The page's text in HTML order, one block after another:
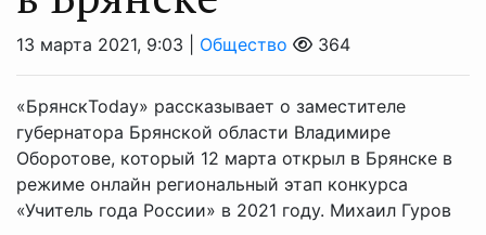
13 марта 2021, 9:03 | Общество 364
«БрянскToday» рассказывает о заместителе
губернатора Брянской области Владимире
Оборотове, который 12 марта открыл в Брянске в
режиме онлайн региональный этап конкурса
«Учитель года России» в 2021 году. Михаил Гуров